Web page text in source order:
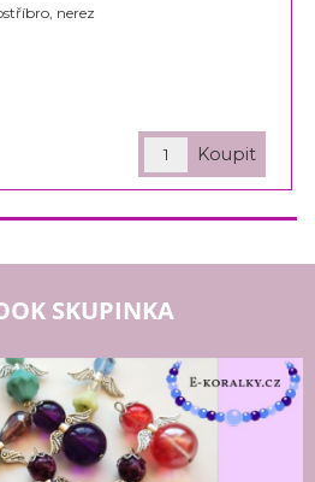
nerez
SKUPINKA